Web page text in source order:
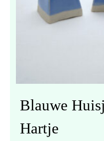
Blauwe
Hartje